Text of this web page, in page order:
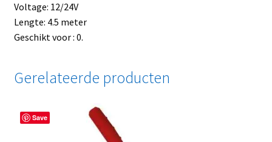
Voltage: 12/24V
Lengte: 4.5 meter
Geschikt voor : 0.
Gerelateerde producten
Save